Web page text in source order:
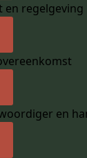
en regelgeving
en